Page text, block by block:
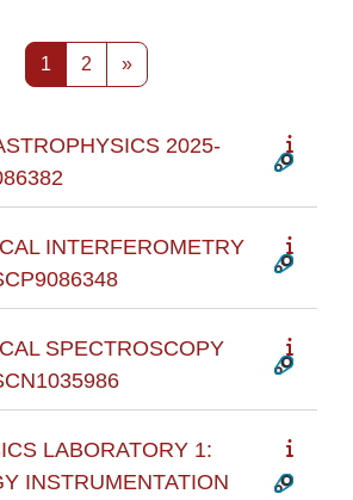
1 Pagina 1
2Pagina 2
»Pagina successiva
2025-
INTERFEROMETRY
SPECTROSCOPY
LABORATORY 1:
INSTRUMENTATION